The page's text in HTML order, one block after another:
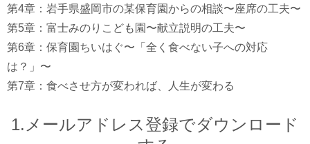
第4章：岩手県盛岡市の某保育園からの相談〜座席の工夫〜
第5章：富士みのりこども園〜献立説明の工夫〜
第6章：保育園ちいはぐ〜「全く食べない子への対応
は？」〜
第7章：食べさせ方が変われば、人生が変わる
1.メールアドレス登録でダウンロード